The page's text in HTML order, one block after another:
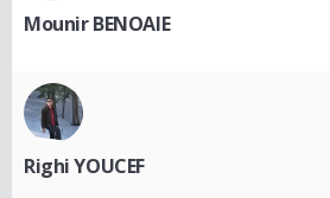
Mounir BENOAIE
Righi YOUCEF